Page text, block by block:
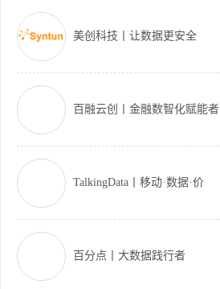
美创科技丨让数据更安全
百融云创丨金融数智化赋能者
TalkingData丨移动·数据·价
百分点丨大数据践行者